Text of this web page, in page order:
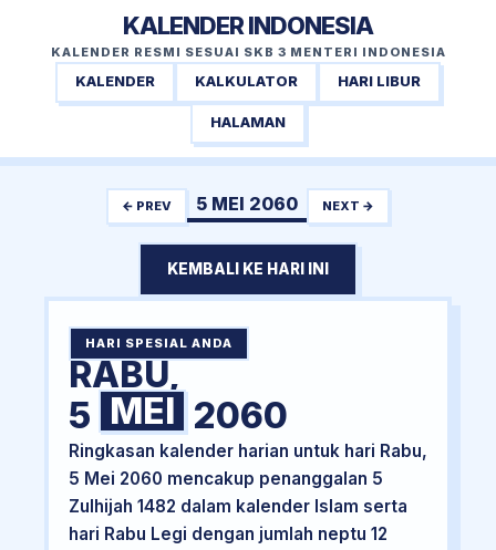
KALENDER INDONESIA
KALENDER RESMI SESUAI SKB 3 MENTERI INDONESIA
KALENDER KALKULATOR HARI LIBUR
HALAMAN
← PREV 5 MEI 2060 NEXT →
KEMBALI KE HARI INI
HARI SPESIAL ANDA
RABU,
5 MEI 2060
Ringkasan kalender harian untuk hari Rabu,
5 Mei 2060 mencakup penanggalan 5
Zulhijah 1482 dalam kalender Islam serta
hari Rabu Legi dengan jumlah neptu 12